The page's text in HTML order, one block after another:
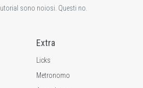
sono noiosi. Questi no.
Extra
Licks
Metronomo